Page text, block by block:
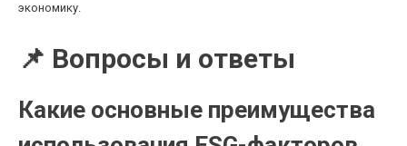
экономику.
📌 Вопросы и ответы
Какие основные преимущества